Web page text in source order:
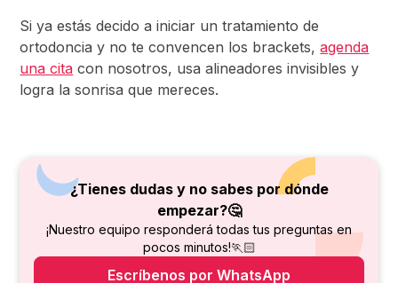
Si ya estás decido a iniciar un tratamiento de
ortodoncia y no te convencen los brackets,agenda
una cita con nosotros, usa alineadores invisibles y
logra la sonrisa que mereces.
¿Tienes dudas y no sabes por dónde
empezar?🤔
¡Nuestro equipo responderá todas tus preguntas en
pocos minutos!🏃🏻
Escríbenos por WhatsApp